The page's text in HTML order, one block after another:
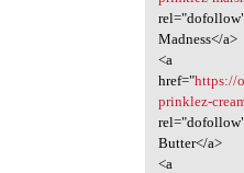
Madness</a>
<a
href="https://
prinklez-
Butter</a>
<a